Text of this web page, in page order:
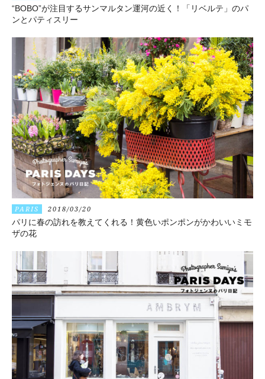
“BOBO”が注目するサンマルタン運河の近く！「リベルテ」のパ
ンとパティスリー
PARIS 2018/03/20
パリに春の訪れを教えてくれる！黄色いポンポンがかわいいミモ
ザの花